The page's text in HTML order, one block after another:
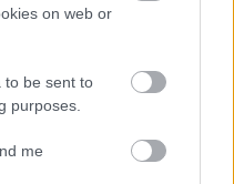
on web or
to be sent to
purposes.
me
άφιξη της οδού
που έχει ίσως το